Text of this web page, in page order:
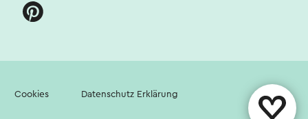
Cookies Datenschutz Erklärung